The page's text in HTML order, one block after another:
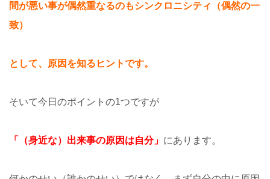
間が悪い事が偶然重なるのもシンクロニシティ（偶然の一
致）
として、原因を知るヒントです。
そいて今日のポイントの1つですが
「（身近な）出来事の原因は自分」 にあります。